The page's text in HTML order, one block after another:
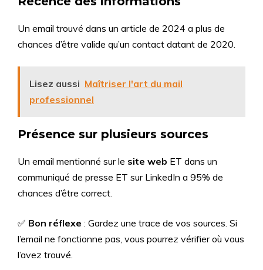
Un email trouvé dans un article de 2024 a plus de
chances d’être valide qu’un contact datant de 2020.
Lisez aussi Maîtriser l'art du mail
professionnel
Présence sur plusieurs sources
Un email mentionné sur le site web ET dans un
communiqué de presse ET sur LinkedIn a 95% de
chances d’être correct.
✅ Bon réflexe : Gardez une trace de vos sources. Si
l’email ne fonctionne pas, vous pourrez vérifier où vous
l’avez trouvé.